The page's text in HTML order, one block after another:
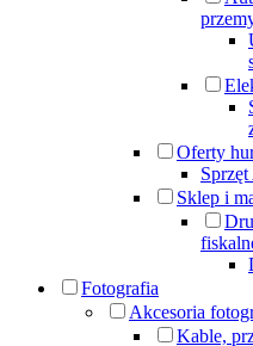
Oferty
Sklep i
Fotografia
Akcesoria
Kable,